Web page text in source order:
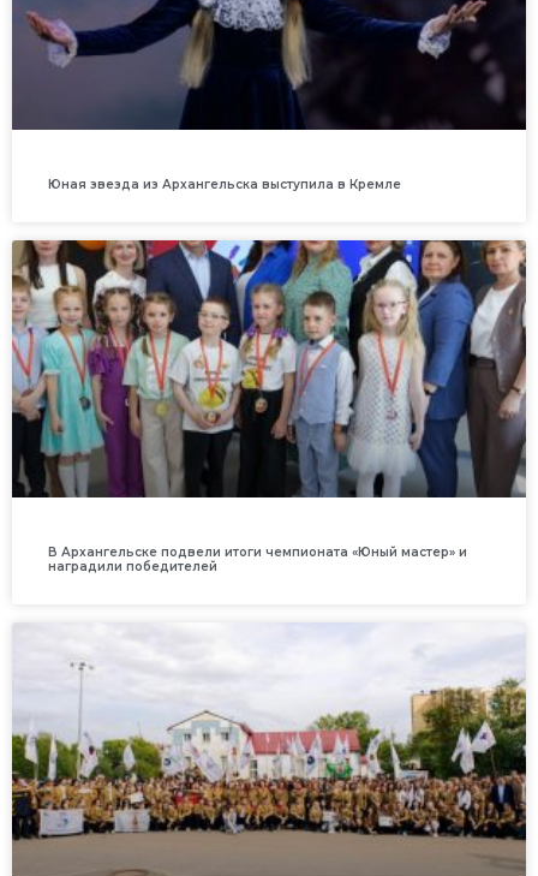
Юная звезда из Архангельска выступила в Кремле
В Архангельске подвели итоги чемпионата «Юный мастер» и
наградили победителей